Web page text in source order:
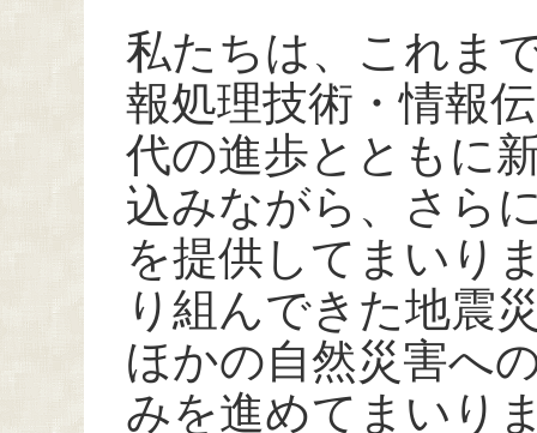
私たちは、これま
報処理技術・情報
代の進歩とともに
込みながら、さら
を提供してまいり
り組んできた地震
ほかの自然災害へ
みを進めてまいり